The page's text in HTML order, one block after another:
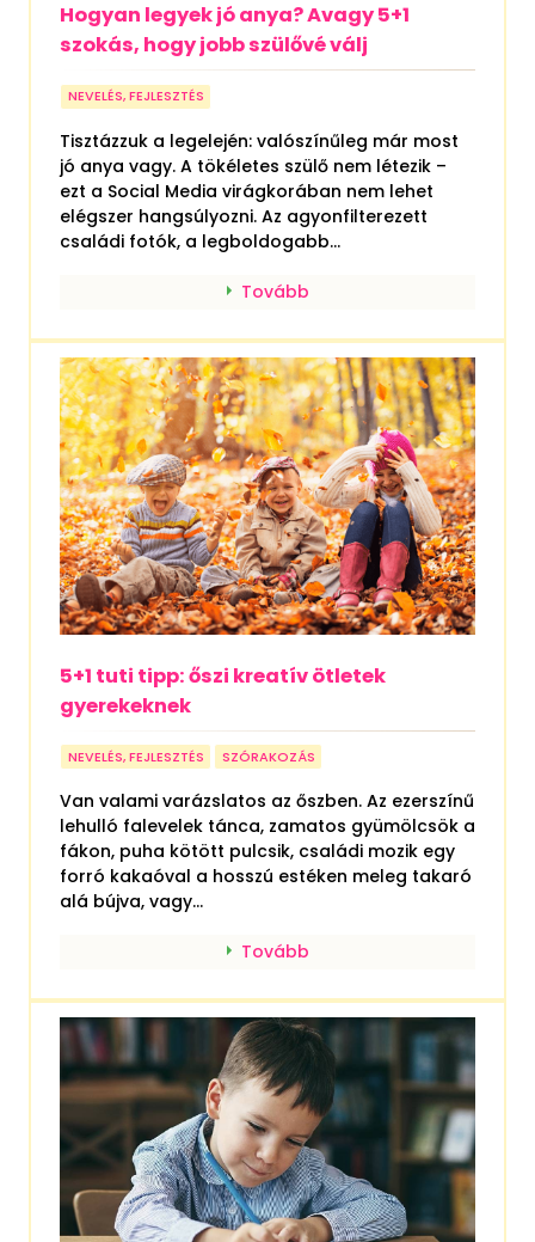
Hogyan legyek jó anya? Avagy 5+1
szokás, hogy jobb szülővé válj
NEVELÉS, FEJLESZTÉS
Tisztázzuk a legelején: valószínűleg már most
jó anya vagy. A tökéletes szülő nem létezik –
ezt a Social Media virágkorában nem lehet
elégszer hangsúlyozni. Az agyonfilterezett
családi fotók, a legboldogabb...
Tovább
5+1 tuti tipp: őszi kreatív ötletek
gyerekeknek
NEVELÉS, FEJLESZTÉS SZÓRAKOZÁS
Van valami varázslatos az őszben. Az ezerszínű
lehulló falevelek tánca, zamatos gyümölcsök a
fákon, puha kötött pulcsik, családi mozik egy
forró kakaóval a hosszú estéken meleg takaró
alá bújva, vagy...
Tovább